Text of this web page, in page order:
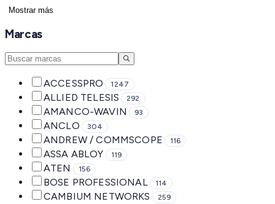
Mostrar más
Marcas
ACCESSPRO 1247
ALLIED TELESIS 292
AMANCO-WAVIN 93
ANCLO 304
ANDREW / COMMSCOPE 116
ASSA ABLOY 119
ATEN 156
BOSE PROFESSIONAL 114
CAMBIUM NETWORKS 259